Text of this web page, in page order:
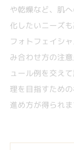
や乾燥など、肌
化したいニーズ
フォトフェイシ
み合わせ方の注
ュール例を交え
理を目指すため
進め方が得られま